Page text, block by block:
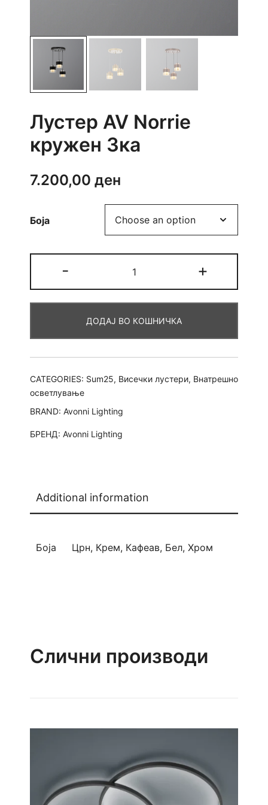
Лустер AV Norrie
кружен 3ка
7.200,00 ден
Боја
-
AV
Norrie
3ка
quantity
+
ДОДАЈ ВО КОШНИЧКА
CATEGORIES: Sum25, Висечки лустери, Внатрешно
осветлување
BRAND: Avonni Lighting
БРЕНД: Avonni Lighting
Additional information
Боја Црн, Крем, Кафеав, Бел, Хром
Слични производи